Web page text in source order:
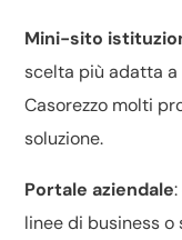
Mini-sito
scelta più adatta
Casorezzo molti
soluzione.
Portale aziendale
linee di business o